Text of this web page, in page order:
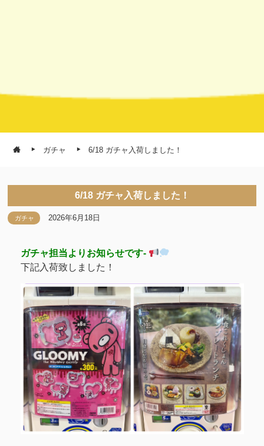
ガチャ 6/18 ガチャ入荷しました！
6/18 ガチャ入荷しました！
ガチャ 2026年6月18日
ガチャ担当よりお知らせです-
下記入荷致しました！